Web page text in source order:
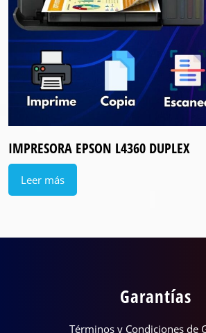
IMPRESORA EPSON L4360 DUPLEX
Leer más
Garantías
Términos y Condiciones de